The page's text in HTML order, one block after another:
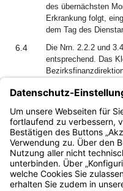
des übernächsten
Erkrankung folgt,
dem Tag des
6.4
Die Nrn. 2.2.2 und
entsprechend. Das
*** [Amtl. Anm.:]
Landesamts für
Bayern.de
BayernPortal